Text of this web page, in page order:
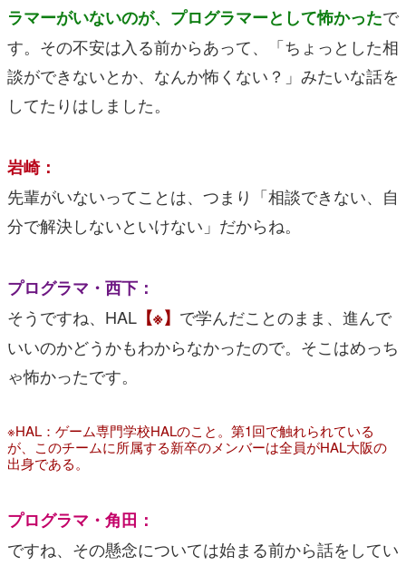
ラマーがいないのが、プログラマーとして怖かったで
す。その不安は入る前からあって、「ちょっとした相
談ができないとか、なんか怖くない？」みたいな話を
してたりはしました。
岩崎：
先輩がいないってことは、つまり「相談できない、自
分で解決しないといけない」だからね。
プログラマ・西下：
そうですね、HAL 【※】 で学んだことのまま、進んで
いいのかどうかもわからなかったので。そこはめっち
ゃ怖かったです。
※HAL：ゲーム専門学校HALのこと。第1回で触れられている
が、このチームに所属する新卒のメンバーは全員がHAL大阪の
出身である。
プログラマ・角田：
ですね、その懸念については始まる前から話をしてい